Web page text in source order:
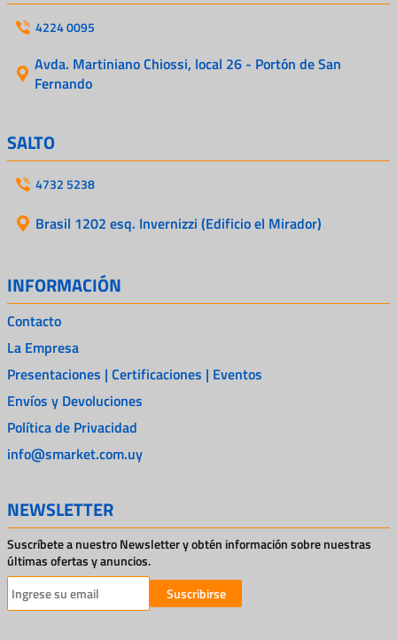
4224 0095
Avda. Martiniano Chiossi, local 26 - Portón de San
Fernando
SALTO
4732 5238
Brasil 1202 esq. Invernizzi (Edificio el Mirador)
INFORMACIÓN
Contacto
La Empresa
Presentaciones | Certificaciones | Eventos
Envíos y Devoluciones
Política de Privacidad
info@smarket.com.uy
NEWSLETTER
Suscríbete a nuestro Newsletter y obtén información sobre nuestras
últimas ofertas y anuncios.
Suscribirse